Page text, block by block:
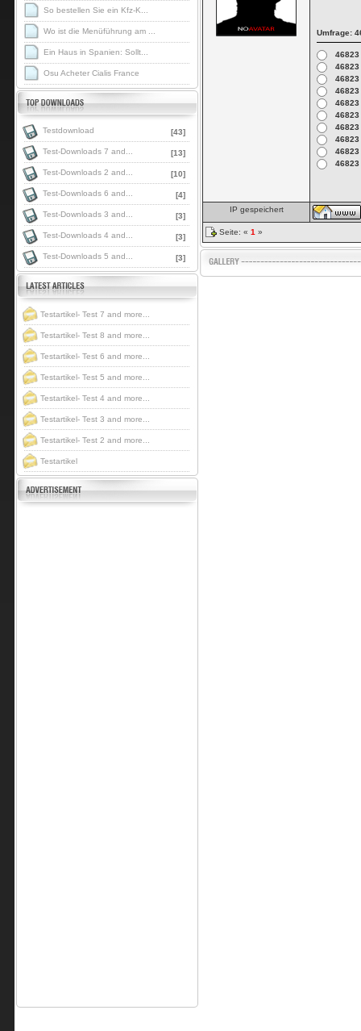
So bestellen Sie ein Kfz-K...
Wo ist die Menüführung am ...
Ein Haus in Spanien: Sollt...
Osu Acheter Cialis France
Testdownload [43]
Test-Downloads 7 and... [13]
Test-Downloads 2 and... [10]
Test-Downloads 6 and... [4]
Test-Downloads 3 and... [3]
Test-Downloads 4 and... [3]
Test-Downloads 5 and... [3]
Testartikel- Test 7 and more...
Testartikel- Test 8 and more...
Testartikel- Test 6 and more...
Testartikel- Test 5 and more...
Testartikel- Test 4 and more...
Testartikel- Test 3 and more...
Testartikel- Test 2 and more...
Testartikel
Umfrage:
46823
46823
46823
46823
46823
46823
46823
46823
46823
46823
IP gespeichert
Seite: « 1 »